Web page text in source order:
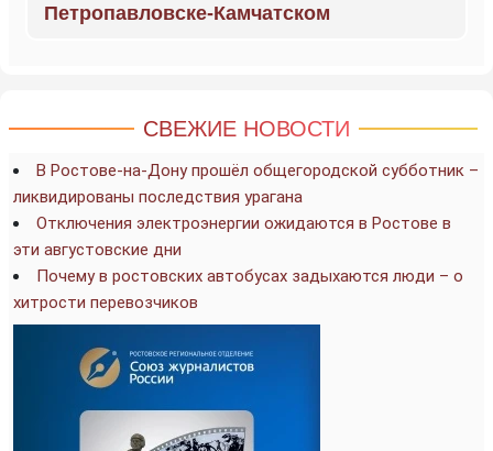
Петропавловске-Камчатском
СВЕЖИЕ НОВОСТИ
В Ростове-на-Дону прошёл общегородской субботник –
ликвидированы последствия урагана
Отключения электроэнергии ожидаются в Ростове в
эти августовские дни
Почему в ростовских автобусах задыхаются люди – о
хитрости перевозчиков